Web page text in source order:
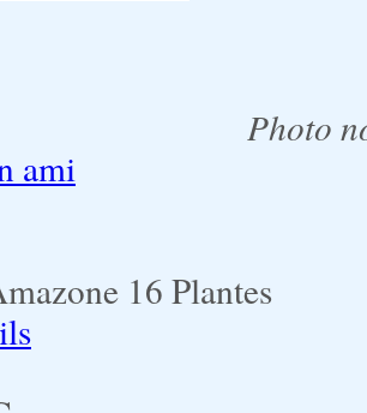
Photo
ami
16 Plantes